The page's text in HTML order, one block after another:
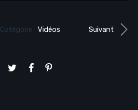
Suivant
Catégorie : Vidéos